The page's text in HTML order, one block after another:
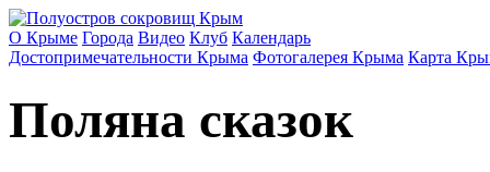
О Крыме Города Видео Клуб Календарь
Достопримечательности Крыма Фотогалерея Крыма Карта
Поляна сказок